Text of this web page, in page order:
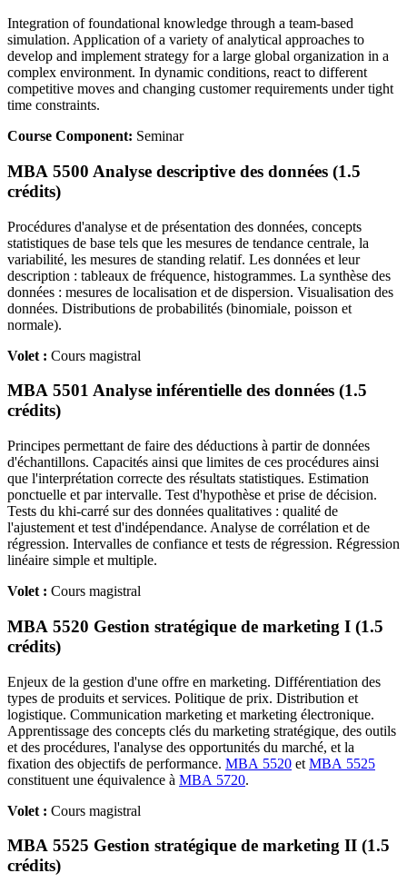
Integration of foundational knowledge through a team-based
simulation. Application of a variety of analytical approaches to
develop and implement strategy for a large global organization in a
complex environment. In dynamic conditions, react to different
competitive moves and changing customer requirements under tight
time constraints.
Course Component: Seminar
MBA 5500 Analyse descriptive des données (1.5
crédits)
Procédures d'analyse et de présentation des données, concepts
statistiques de base tels que les mesures de tendance centrale, la
variabilité, les mesures de standing relatif. Les données et leur
description : tableaux de fréquence, histogrammes. La synthèse des
données : mesures de localisation et de dispersion. Visualisation des
données. Distributions de probabilités (binomiale, poisson et
normale).
Volet : Cours magistral
MBA 5501 Analyse inférentielle des données (1.5
crédits)
Principes permettant de faire des déductions à partir de données
d'échantillons. Capacités ainsi que limites de ces procédures ainsi
que l'interprétation correcte des résultats statistiques. Estimation
ponctuelle et par intervalle. Test d'hypothèse et prise de décision.
Tests du khi-carré sur des données qualitatives : qualité de
l'ajustement et test d'indépendance. Analyse de corrélation et de
régression. Intervalles de confiance et tests de régression. Régression
linéaire simple et multiple.
Volet : Cours magistral
MBA 5520 Gestion stratégique de marketing I (1.5
crédits)
Enjeux de la gestion d'une offre en marketing. Différentiation des
types de produits et services. Politique de prix. Distribution et
logistique. Communication marketing et marketing électronique.
Apprentissage des concepts clés du marketing stratégique, des outils
et des procédures, l'analyse des opportunités du marché, et la
fixation des objectifs de performance. MBA 5520 et MBA 5525
constituent une équivalence à MBA 5720.
Volet : Cours magistral
MBA 5525 Gestion stratégique de marketing II (1.5
crédits)